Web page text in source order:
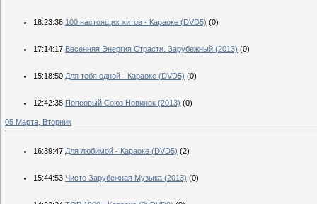
18:23:36 100 настоящих хитов - Караоке (DVD5) (0)
17:14:17 Весенняя Энергия Страсти. Зарубежный (2013) (0)
15:18:50 Для тебя одной - Караоке (DVD5) (0)
12:42:38 Попсовый Союз Новинок (2013) (0)
05 Марта, Вторник
16:39:47 Для любимой - Караоке (DVD5) (2)
15:44:53 Чисто Зарубежная Музыка (2013) (0)